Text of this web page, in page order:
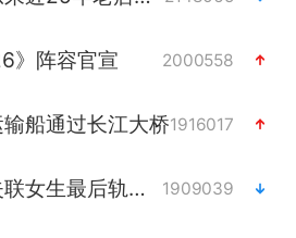
》阵容官宣 2000558
船通过长江大桥1916017
独闯南太行的失联女生最后轨迹已确认 1909039